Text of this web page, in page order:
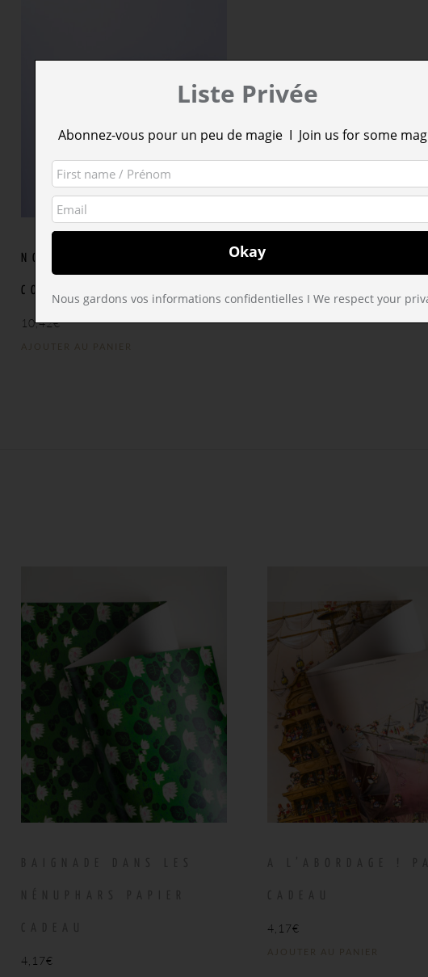
NŒUD VELOURS BLEU
COBALT N°422 (L)
10,42€
AJOUTER AU PANIER
4,17€
4,17€
AJOUTER AU PANIER
Liste Privée
Abonnez-vous pour un peu de magie I Join us for some
Nous gardons vos informations confidentielles I We respect your